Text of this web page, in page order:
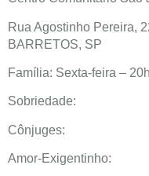
Rua Agostinho Pereira,
BARRETOS, SP
Família: Sexta-feira –
Sobriedade:
Cônjuges:
Amor-Exigentinho: